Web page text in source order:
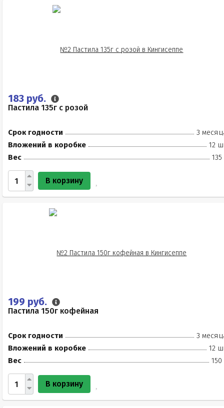
183 руб.
Пастила 135г с розой
Срок годности
3
Вложений в коробке
12
Вес
135
В корзину
199 руб.
Пастила 150г кофейная
Срок годности
3
Вложений в коробке
12
Вес
150
В корзину